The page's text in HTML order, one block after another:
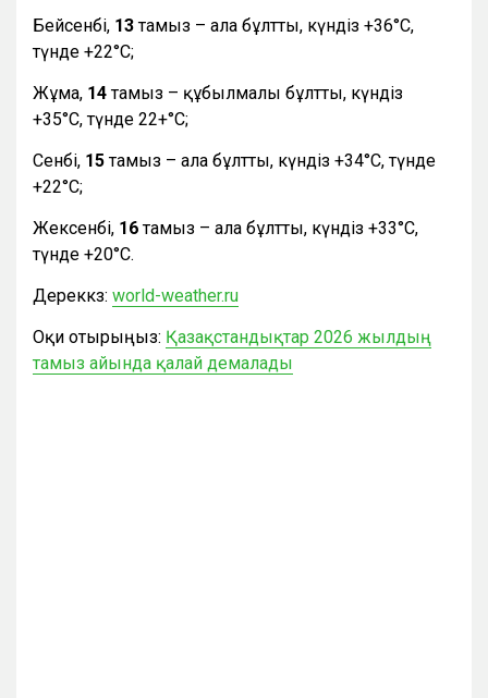
Бейсенбі, 13тамыз – ала бұлтты, күндіз +36°С,
түнде +22°С;
Жұма, 14тамыз – құбылмалы бұлтты, күндіз
+35°С, түнде 22+°С;
Сенбі, 15тамыз – ала бұлтты, күндіз +34°С, түнде
+22°С;
Жексенбі, 16тамыз – ала бұлтты, күндіз +33°С,
түнде +20°С.
Дереккөз: world-weather.ru
Оқи отырыңыз: Қазақстандықтар 2026 жылдың
тамыз айында қалай демалады